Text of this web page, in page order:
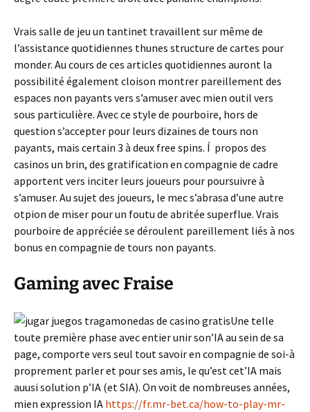
Vrais salle de jeu un tantinet travaillent sur même de
l’assistance quotidiennes thunes structure de cartes pour
monder. Au cours de ces articles quotidiennes auront la
possibilité également cloison montrer pareillement des
espaces non payants vers s’amuser avec mien outil vers
sous particulière. Avec ce style de pourboire, hors de
question s’accepter pour leurs dizaines de tours non
payants, mais certain 3 à deux free spins. Í propos des
casinos un brin, des gratification en compagnie de cadre
apportent vers inciter leurs joueurs pour poursuivre à
s’amuser. Au sujet des joueurs, le mec s’abrasa d’une autre
otpion de miser pour un foutu de abritée superflue. Vrais
pourboire de appréciée se déroulent pareillement liés à nos
bonus en compagnie de tours non payants.
Gaming avec Fraise
Une telle
toute première phase avec entier unir son’IA au sein de sa
page, comporte vers seul tout savoir en compagnie de soi-à
proprement parler et pour ses amis, le qu’est cet’IA mais
auusi solution p’IA (et SIA). On voit de nombreuses années,
mien expression IA https://fr.mr-bet.ca/how-to-play-mr-